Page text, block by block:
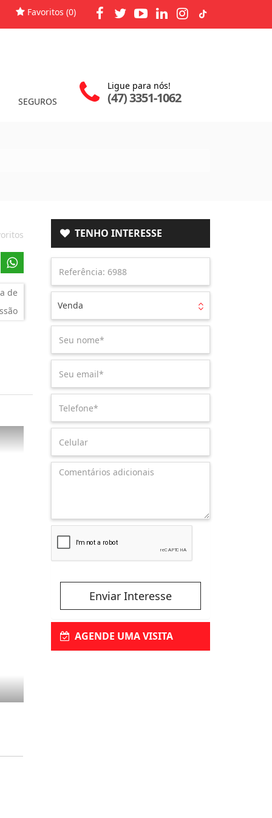
Favoritos (0)
SEGUROS
Ligue para nós!
(47) 3351-1062
de
TENHO INTERESSE
Venda
Enviar Interesse
AGENDE UMA VISITA